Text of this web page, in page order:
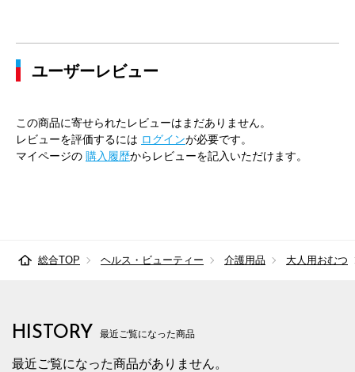
ユーザーレビュー
この商品に寄せられたレビューはまだありません。
レビューを評価するには ログインが必要です。
マイページの 購入履歴からレビューを記入いただけます。
総合TOP ヘルス・ビューティー 介護用品 大人用おむつ
HISTORY 最近ご覧になった商品
最近ご覧になった商品がありません。